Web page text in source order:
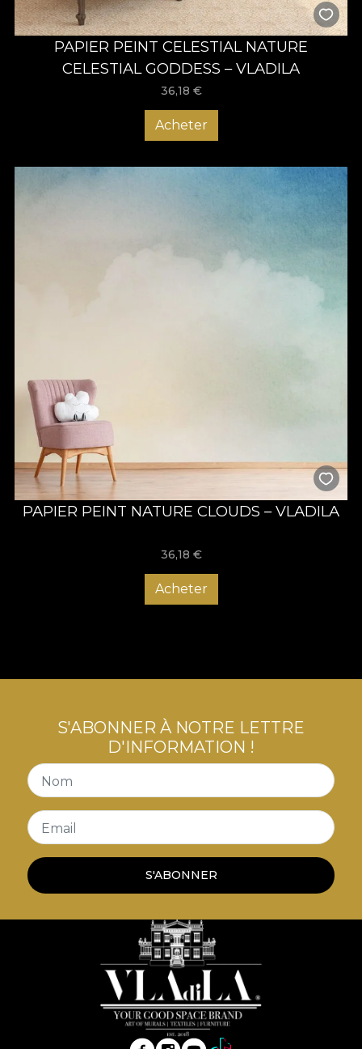
PAPIER PEINT CELESTIAL NATURE
CELESTIAL GODDESS – VLADILA
36,18 €
Acheter
PAPIER PEINT NATURE CLOUDS – VLADILA
36,18 €
Acheter
S'ABONNER À NOTRE LETTRE
D'INFORMATION !
Nom
Email
S'ABONNER